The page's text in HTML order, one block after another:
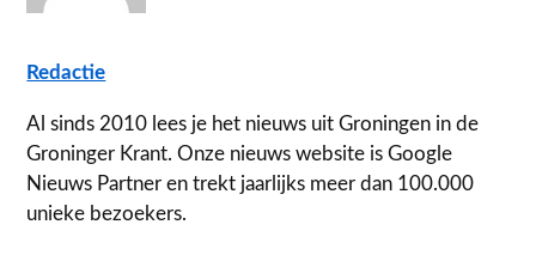
Redactie
Al sinds 2010 lees je het nieuws uit Groningen in de
Groninger Krant. Onze nieuws website is Google
Nieuws Partner en trekt jaarlijks meer dan 100.000
unieke bezoekers.